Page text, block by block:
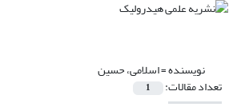
نویسنده =اسلامی، حسین
تعداد مقالات: 1